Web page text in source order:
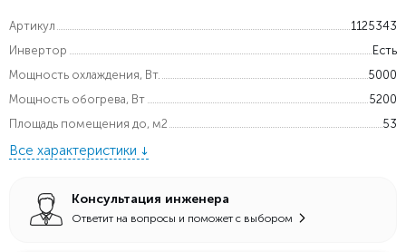
Артикул
1125343
Инвертор
Есть
Мощность охлаждения, Вт.
5000
Мощность обогрева, Вт
5200
Площадь помещения до, м2
53
Все характеристики
Консультация инженера
Ответит на вопросы и поможет с выбором